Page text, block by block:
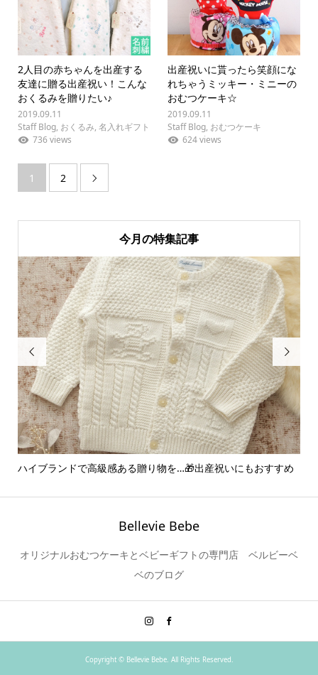
2人目の赤ちゃんを出産する
友達に贈る出産祝い！こんな
おくるみを贈りたい♪
2019.09.11
Staff Blog, おくるみ, 名入れギフト
736 views
出産祝いに貰ったら笑顔にな
れちゃうミッキー・ミニーの
おむつケーキ☆
2019.09.11
Staff Blog, おむつケーキ
624 views
1 2 
今月の特集記事

ハイブランドで高級感ある贈り物を…🎁出産祝いにもおすすめ

Bellevie Bebe
オリジナルおむつケーキとベビーギフトの専門店 ベルビーベ
ベのブログ
Copyright ©Bellevie Bebe. All Rights Reserved.